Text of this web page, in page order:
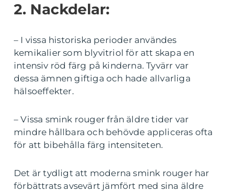
2. Nackdelar:
– I vissa historiska perioder användes
kemikalier som blyvitriol för att skapa en
intensiv röd färg på kinderna. Tyvärr var
dessa ämnen giftiga och hade allvarliga
hälsoeffekter.
– Vissa smink rouger från äldre tider var
mindre hållbara och behövde appliceras ofta
för att bibehålla färg intensiteten.
Det är tydligt att moderna smink rouger har
förbättrats avsevärt jämfört med sina äldre